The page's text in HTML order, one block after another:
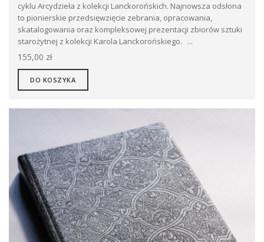
cyklu Arcydzieła z kolekcji Lanckorońskich. Najnowsza odsłona
to pionierskie przedsięwzięcie zebrania, opracowania,
skatalogowania oraz kompleksowej prezentacji zbiorów sztuki
starożytnej z kolekcji Karola Lanckorońskiego. ...
155,00 zł
DO KOSZYKA